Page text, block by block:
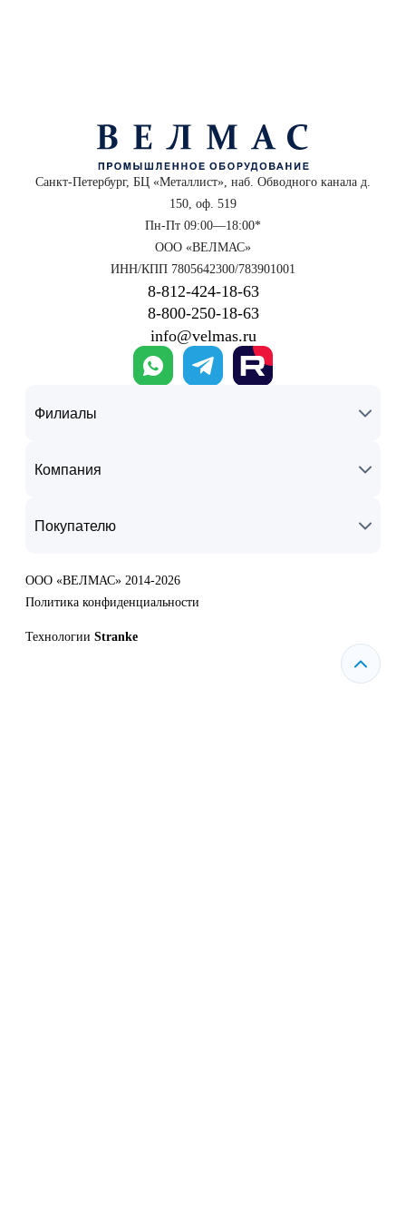
Санкт-Петербург, БЦ «Металлист», наб. Обводного канала д.
150, оф. 519
Пн-Пт 09:00—18:00*
ООО «ВЕЛМАС»
ИНН/КПП 7805642300/783901001
8‑812‑424‑18‑63
8‑800‑250‑18‑63
info@velmas.ru
Филиалы
Компания
Покупателю
ООО «ВЕЛМАС» 2014-2026
Политика конфиденциальности
Технологии Stranke